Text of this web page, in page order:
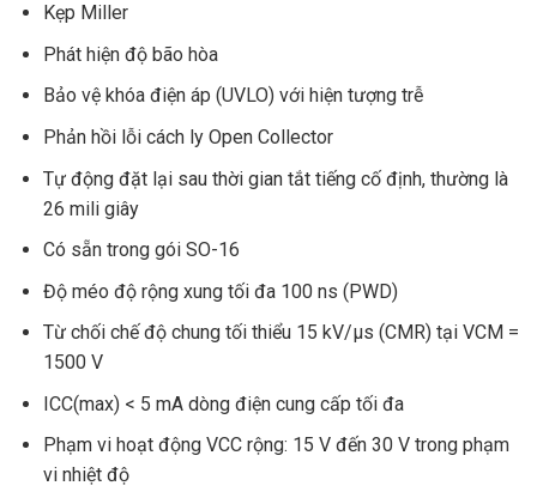
Kẹp Miller
Phát hiện độ bão hòa
Bảo vệ khóa điện áp (UVLO) với hiện tượng trễ
Phản hồi lỗi cách ly Open Collector
Tự động đặt lại sau thời gian tắt tiếng cố định, thường là
26 mili giây
Có sẵn trong gói SO-16
Độ méo độ rộng xung tối đa 100 ns (PWD)
Từ chối chế độ chung tối thiểu 15 kV/µs (CMR) tại VCM =
1500 V
ICC(max) < 5 mA dòng điện cung cấp tối đa
Phạm vi hoạt động VCC rộng: 15 V đến 30 V trong phạm
vi nhiệt độ